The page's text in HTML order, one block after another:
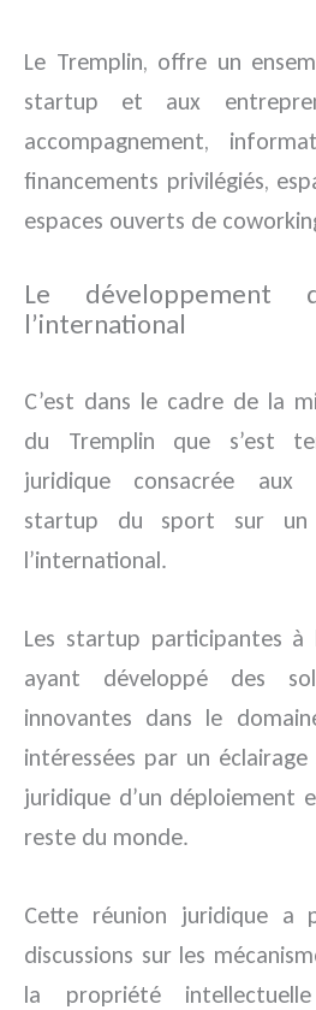
Le Tremplin, offre un
startup et aux
accompagnement,
financements privilégiés,
espaces ouverts de
Le
l’international
C’est dans le cadre de la
du Tremplin que s’est
juridique consacrée aux
startup du sport sur un
l’international.
Les startup participantes à
ayant développé des
innovantes dans le
intéressées par un éclairage
juridique d’un déploiement
reste du monde.
Cette réunion juridique a
discussions sur les
la propriété